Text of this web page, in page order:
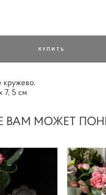
КУПИТЬ
кружево.
7, 5 см
ВАМ МОЖЕТ